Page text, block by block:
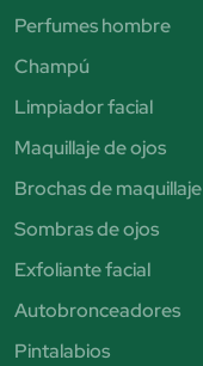
Perfumes hombre
Champú
Limpiador facial
Maquillaje de ojos
Brochas de maquillaje
Sombras de ojos
Exfoliante facial
Autobronceadores
Pintalabios